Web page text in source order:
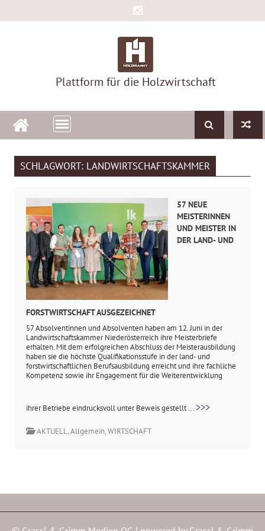
to
Plattform für die Holzwirtschaft
SCHLAGWORT: LANDWIRTSCHAFTSKAMMER
57 NEUE
MEISTERINNEN
UND MEISTER IN
DER LAND- UND
FORSTWIRTSCHAFT AUSGEZEICHNET
57 Absolventinnen und Absolventen haben am 12. Juni in der
Landwirtschaftskammer Niederösterreich ihre Meisterbriefe
erhalten. Mit dem erfolgreichen Abschluss der Meisterausbildung
haben sie die höchste Qualifikationsstufe in der land- und
forstwirtschaftlichen Berufsausbildung erreicht und ihre fachliche
Kompetenz sowie ihr Engagement für die Weiterentwicklung
ihrer Betriebe eindrucksvoll unter Beweis gestellt ... >>>
AKTUELL,Allgemein,WIRTSCHAFT